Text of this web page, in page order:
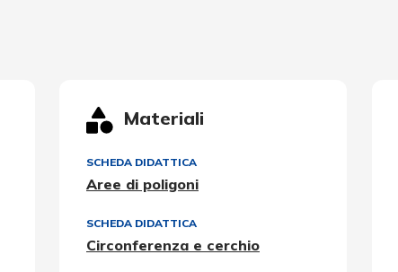
Materiali
SCHEDA DIDATTICA
Aree di poligoni
SCHEDA DIDATTICA
Circonferenza e cerchio